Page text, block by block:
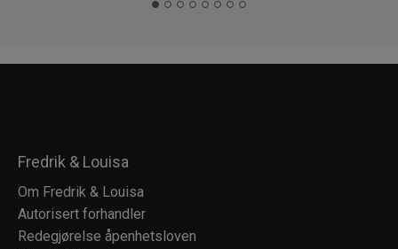
Fredrik & Louisa
Om Fredrik & Louisa
Autorisert forhandler
Redegjørelse åpenhetsloven